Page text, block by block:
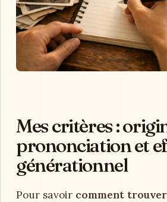
Mes critères :
prononciation et
générationnel
Pour savoir comment